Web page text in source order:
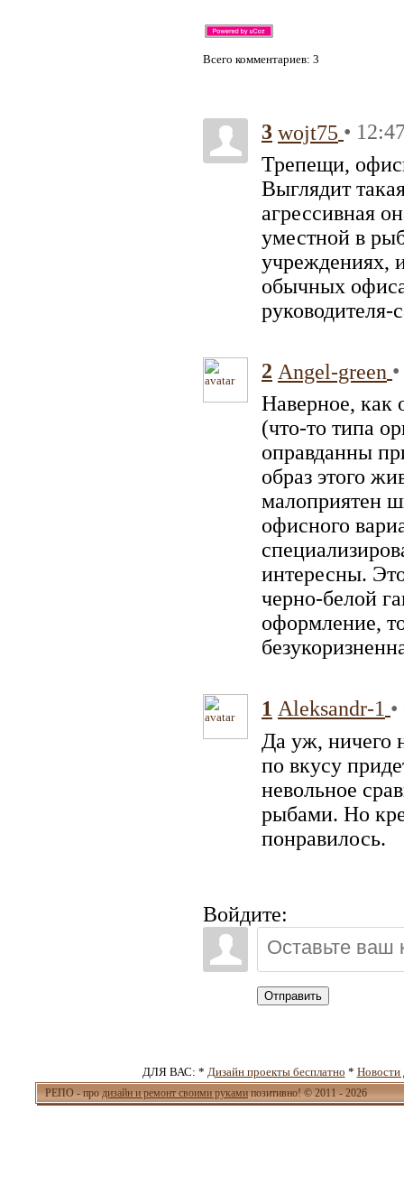
Всего комментариев: 3
3 wojt75 •
Трепещи,
Выглядит
агрессивная
уместной в
учреждениях,
обычных
руководителя-
2 Angel-green
Наверное, как
(что-то типа
оправданны
образ этого
малоприятен
офисного
интересны.
черно-белой
оформление,
1 Aleksandr-1
Да уж, ничего
по вкусу
невольное
рыбами. Но
понравилось.
Войдите:
Отправить
ДЛЯ ВАС: * Дизайн проекты бесплатно * Новости
РЕПО - про дизайн и ремонт своими руками позитивно! © 2011 - 2026